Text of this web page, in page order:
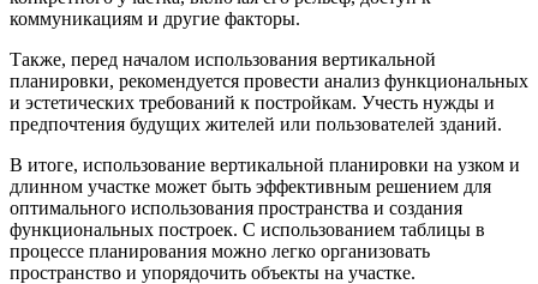
коммуникациям и другие факторы.
Также, перед началом использования вертикальной
планировки, рекомендуется провести анализ функциональных
и эстетических требований к постройкам. Учесть нужды и
предпочтения будущих жителей или пользователей зданий.
В итоге, использование вертикальной планировки на узком и
длинном участке может быть эффективным решением для
оптимального использования пространства и создания
функциональных построек. С использованием таблицы в
процессе планирования можно легко организовать
пространство и упорядочить объекты на участке.